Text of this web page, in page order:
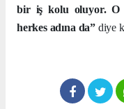
bir iş kolu oluyor. O
herkes adına da” diye